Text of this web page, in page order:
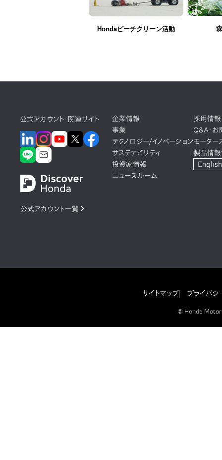
Hondaビーチクリーン活動
公式アカウント・関連サイト
公式アカウント一覧
企業情報
事業
テクノロジー/イノベーション
サステナビリティ
投資家情報
ニュースルーム
採用情報
Q&A・
モーター
製品情報
English
サイトマップ プライバシ
© Honda Motor